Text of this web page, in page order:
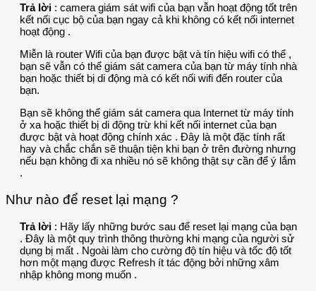
Trả lời : camera giám sát wifi của bạn vẫn hoạt động tốt trên
kết nối cục bộ của bạn ngay cả khi không có kết nối internet
hoạt động .
Miễn là router Wifi của bạn được bật và tín hiệu wifi có thể ,
bạn sẽ vẫn có thể giám sát camera của bạn từ máy tính nhà
bạn hoặc thiết bị di động mà có kết nối wifi đến router của
bạn.
Bạn sẽ không thể giám sát camera qua Internet từ máy tính
ở xa hoặc thiết bị di động trừ khi kết nối internet của bạn
được bật và hoạt động chính xác . Đây là một đặc tính rất
hay và chắc chắn sẽ thuận tiện khi bạn ở trên đường nhưng
nếu bạn không đi xa nhiều nó sẽ không thật sự cần để ý lắm
.
Như nào để reset lại mạng ?
Trả lời : Hãy lấy những bước sau để reset lại mạng của bạn
. Đây là một quy trình thông thường khi mạng của người sử
dụng bị mất . Ngoài làm cho cường độ tín hiệu và tốc độ tốt
hơn một mạng được Refresh ít tác động bởi những xâm
nhập không mong muốn .